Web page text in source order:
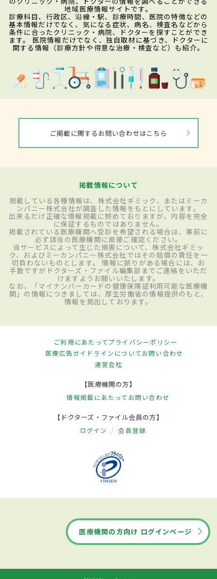
地域医療情報サイトです。
診療科目、行政区、沿線・駅、診療時間、医院の特徴などの
基本情報だけでなく、気になる症状、病名、検査名などから
条件に合ったクリニック・病院、ドクターを探すことができ
ます。 医院情報だけでなく、独自取材に基づき、ドクターに
関する情報（診療方針や得意な治療・検査など）も紹介。
ご掲載に関するお問い合わせはこちら
掲載情報について
掲載している各種情報は、株式会社ギミック、またはミーカ
ンパニー株式会社が調査した情報をもとにしています。
出来るだけ正確な情報掲載に努めておりますが、内容を完全
に保証するものではありません。
掲載されている医療機関へ受診を希望される場合は、事前に
必ず該当の医療機関に直接ご確認ください。
当サービスによって生じた損害について、株式会社ギミッ
ク、およびミーカンパニー株式会社ではその賠償の責任を一
切負わないものとします。 情報に誤りがある場合には、お
手数ですがドクターズ・ファイル編集部までご連絡をいただ
けますようお願いいたします。
なお、「マイナンバーカードの健康保険証利用可能な医療機
関」の情報につきましては、厚生労働省の情報提供のもと、
情報を掲出しております。
ご利用にあたってプライバシーポリシー
医療広告ガイドラインについてお問い合わせ
運営会社
【医療機関の方】
情報掲載にあたって お問い合わせ
【ドクターズ・ファイル会員の方】
ログイン 会員登録
医療機関の方向け ログインページ